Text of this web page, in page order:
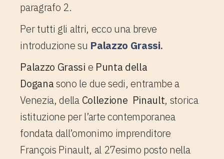
paragrafo 2.
Per tutti gli altri, ecco una breve
introduzione su Palazzo Grassi.
Palazzo Grassi e Punta della
Doganasono le due sedi, entrambe a
Venezia, della Collezione Pinault, storica
istituzione per l’arte contemporanea
fondata dall’omonimo imprenditore
François Pinault, al 27esimo posto nella